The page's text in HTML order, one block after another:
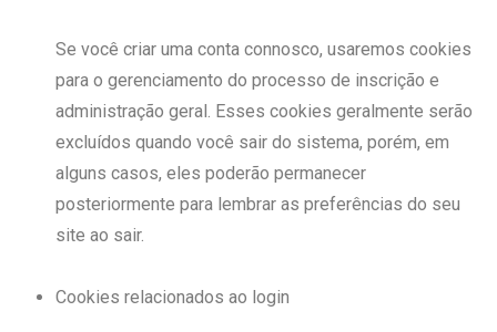
Se você criar uma conta connosco, usaremos cookies
para o gerenciamento do processo de inscrição e
administração geral. Esses cookies geralmente serão
excluídos quando você sair do sistema, porém, em
alguns casos, eles poderão permanecer
posteriormente para lembrar as preferências do seu
site ao sair.
Cookies relacionados ao login